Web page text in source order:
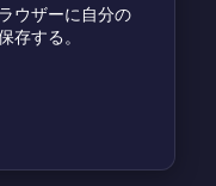
ウザーに自分の
存する。